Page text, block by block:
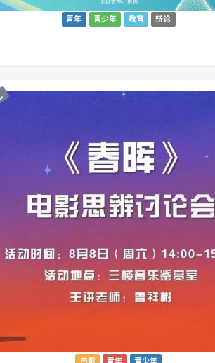
青年 青少年 教育 辩论
电影 青年 青少年